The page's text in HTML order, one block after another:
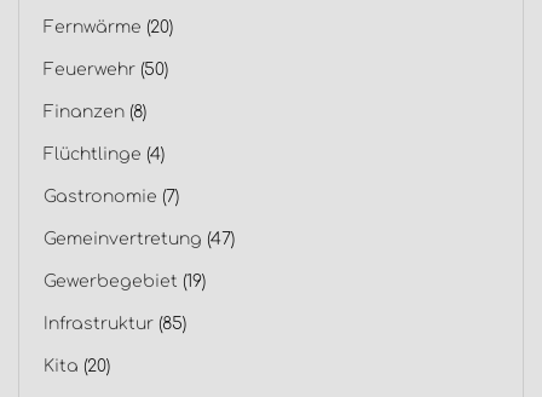
Fernwärme (20)
Feuerwehr (50)
Finanzen (8)
Flüchtlinge (4)
Gastronomie (7)
Gemeinvertretung (47)
Gewerbegebiet (19)
Infrastruktur (85)
Kita (20)